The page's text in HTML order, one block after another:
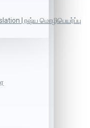
| ரஷ்ய மொழிபெயர்ப்பு